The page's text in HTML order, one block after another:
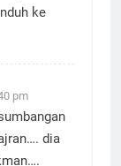
ke
pm
dia